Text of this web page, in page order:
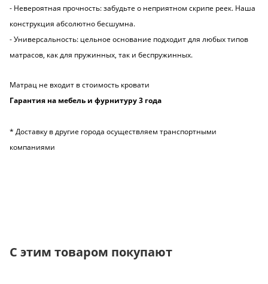
- Невероятная прочность: забудьте о неприятном скрипе реек. Наша
конструкция абсолютно бесшумна.
- Универсальность: цельное основание подходит для любых типов
матрасов, как для пружинных, так и беспружинных.
Матрац не входит в стоимость кровати
Гарантия на мебель и фурнитуру 3 года
* Доставку в другие города осуществляем транспортными
компаниями
С этим товаром покупают